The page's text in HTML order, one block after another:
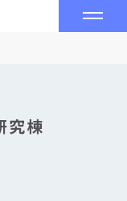
究棟